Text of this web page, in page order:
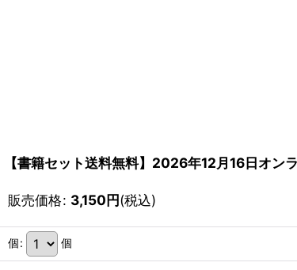
【書籍セット送料無料】2026年12月16日オン
販売価格: 3,150円(税込)
個: 個